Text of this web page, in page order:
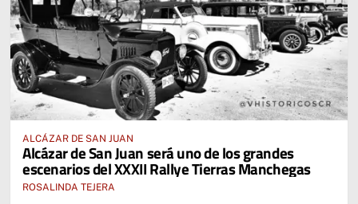
ALCÁZAR DE SAN JUAN
Alcázar de San Juan será uno de los grandes
escenarios del XXXII Rallye Tierras Manchegas
ROSALINDA TEJERA